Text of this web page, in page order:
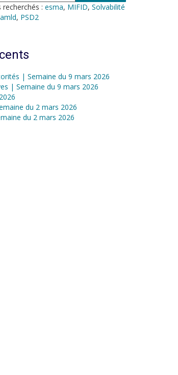
: esma, MIFID, Solvabilité
amld, PSD2
| Semaine du 9 mars 2026
| Semaine du 9 mars 2026
du 2 mars 2026
du 2 mars 2026